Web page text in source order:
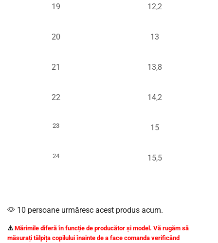
19 12,2
20 13
21 13,8
22 14,2
23 15
24 15,5
10 persoane urmăresc acest produs acum.
⚠️ Mărimile diferă în funcție de producător și model. Vă rugăm să
măsurați tălpița copilului înainte de a face comanda verificând